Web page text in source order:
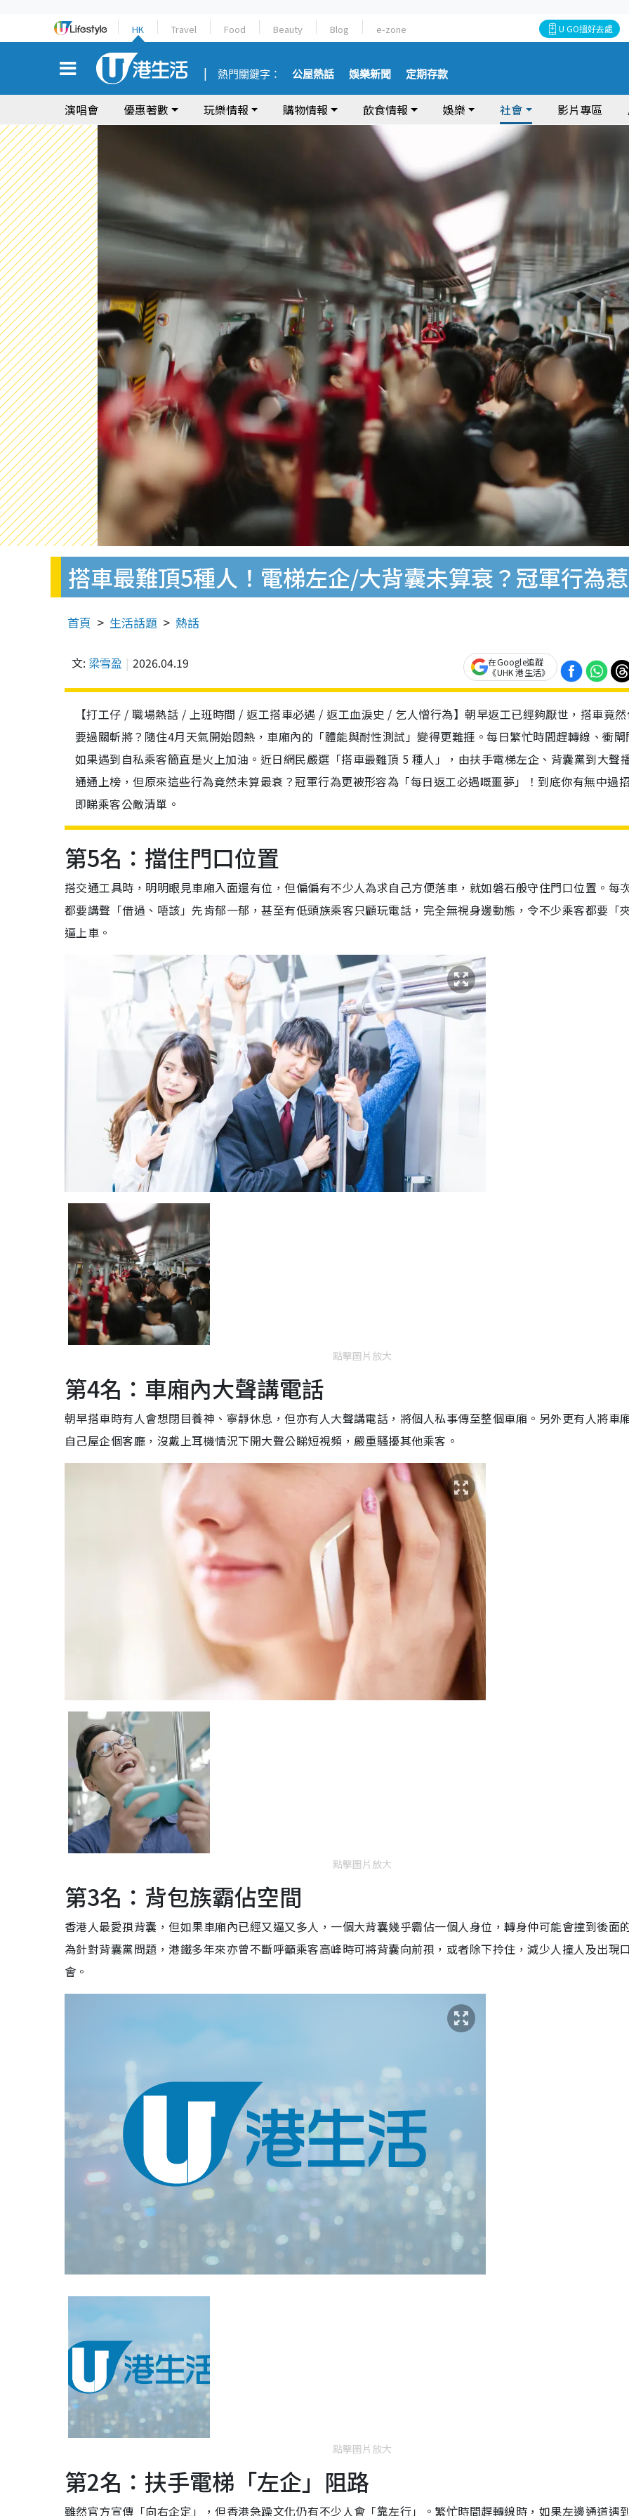
HK Travel Food Beauty Blog e-zone U GO搵好去處
熱門關鍵字： 公屋熱話 娛樂新聞 定期存款
演唱會 優惠著數 玩樂情報 購物情報 飲食情報 娛樂 社會 影片專區
搭車最難頂5種人！電梯左企/大背囊未算衰？冠軍行為
首頁 生活話題 熱話
文: 梁雪盈 2026.04.19
在Google追蹤
《UHK 港生活》
【打工仔 / 職場熱話 / 上班時間 / 返工搭車必遇 / 返工血淚史 / 乞人憎行為】朝早返工已經夠厭世，搭車竟
要過關斬將？隨住4月天氣開始悶熱，車廂內的「體能與耐性測試」變得更難捱。每日繁忙時間趕轉線、衝閘
如果遇到自私乘客簡直是火上加油。近日網民嚴選「搭車最難頂 5 種人」，由扶手電梯左企、背囊黨到大聲
通通上榜，但原來這些行為竟然未算最衰？冠軍行為更被形容為「每日返工必遇嘅噩夢」！到底你有無中過
即睇乘客公敵清單。
第5名：擋住門口位置
搭交通工具時，明明眼見車廂入面還有位，但偏偏有不少人為求自己方便落車，就如磐石般守住門口位置。每
都要講聲「借過、唔該」先肯郁一郁，甚至有低頭族乘客只顧玩電話，完全無視身邊動態，令不少乘客都要「
逼上車。
點擊圖片放大
第4名：車廂內大聲講電話
朝早搭車時有人會想閉目養神、寧靜休息，但亦有人大聲講電話，將個人私事傳至整個車廂。另外更有人將車
自己屋企個客廳，沒戴上耳機情況下開大聲公睇短視頻，嚴重騷擾其他乘客。
點擊圖片放大
第3名：背包族霸佔空間
香港人最愛孭背囊，但如果車廂內已經又逼又多人，一個大背囊幾乎霸佔一個人身位，轉身仲可能會撞到後面
為針對背囊黨問題，港鐵多年來亦曾不斷呼籲乘客高峰時可將背囊向前孭，或者除下拎住，減少人撞人及出現
會。
點擊圖片放大
第2名：扶手電梯「左企」阻路
雖然官方宣傳「向右企定」，但香港急躁文化仍有不少人會「靠左行」。繁忙時間趕轉線時，如果左邊通道遇